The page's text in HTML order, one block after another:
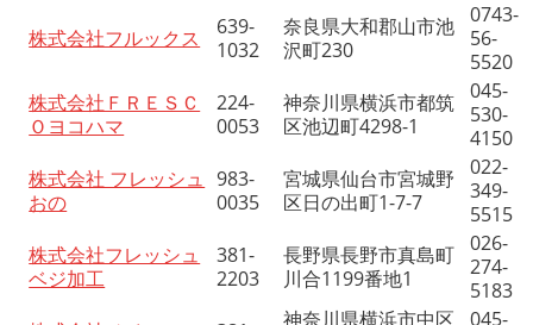
株式会社フルックス
639-
1032
奈良県大和郡山市池
沢町230
0743-
56-
5520
株式会社ＦＲＥＳＣ
Ｏヨコハマ
224-
0053
神奈川県横浜市都筑
区池辺町4298-1
045-
530-
4150
株式会社 フレッシュ
おの
983-
0035
宮城県仙台市宮城野
区日の出町1-7-7
022-
349-
5515
株式会社フレッシュ
ベジ加工
381-
2203
長野県長野市真島町
川合1199番地1
026-
274-
5183
神奈川県横浜市中区
045-